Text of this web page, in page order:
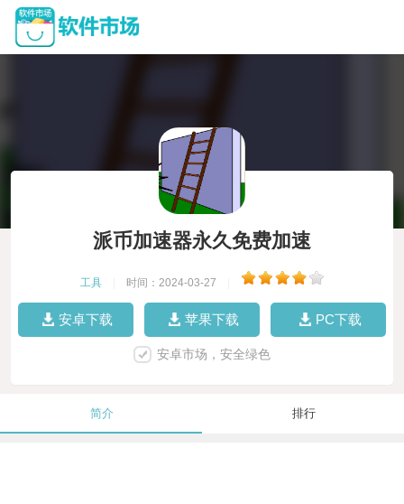
派币加速器永久免费加速
工具 时间：2024-03-27
安卓下载 苹果下载 PC下载
安卓市场，安全绿色
简介 排行